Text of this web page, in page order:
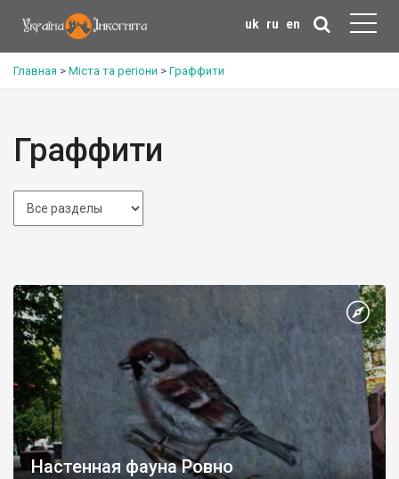
uk ru en
Главная > Міста та регіони > Граффити
Граффити
Настенная фауна Ровно